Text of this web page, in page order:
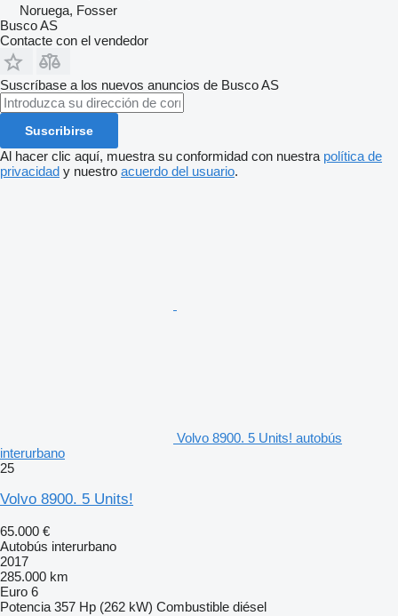
Noruega, Fosser
Busco AS
Contacte con el vendedor
Suscríbase a los nuevos anuncios de Busco AS
Suscribirse
Al hacer clic aquí, muestra su conformidad con nuestra política de
privacidad y nuestro acuerdo del usuario.
Volvo 8900. 5 Units! autobús
interurbano
25
Volvo 8900. 5 Units!
65.000 €
Autobús interurbano
2017
285.000 km
Euro 6
Potencia 357 Hp (262 kW) Combustible diésel